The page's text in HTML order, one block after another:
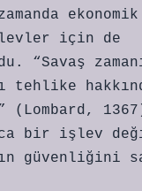
için de
“Savaş
(Lombard,
bir işlev
güvenliğini